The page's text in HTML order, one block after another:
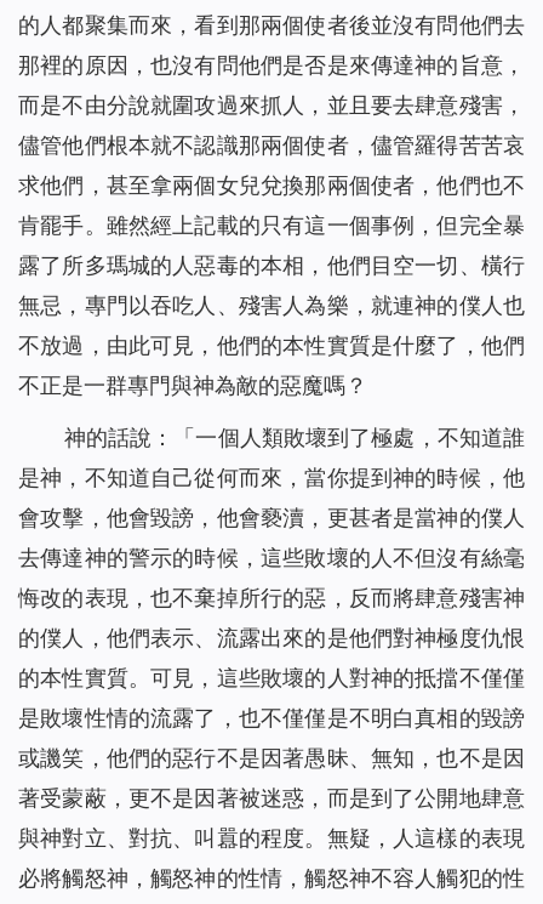
的人都聚集而來，看到那兩個使者後並沒有問他們去
那裡的原因，也沒有問他們是否是來傳達神的旨意，
而是不由分說就圍攻過來抓人，並且要去肆意殘害，
儘管他們根本就不認識那兩個使者，儘管羅得苦苦哀
求他們，甚至拿兩個女兒兌換那兩個使者，他們也不
肯罷手。雖然經上記載的只有這一個事例，但完全暴
露了所多瑪城的人惡毒的本相，他們目空一切、橫行
無忌，專門以吞吃人、殘害人為樂，就連神的僕人也
不放過，由此可見，他們的本性實質是什麼了，他們
不正是一群專門與神為敵的惡魔嗎？
神的話說：「一個人類敗壞到了極處，不知道誰
是神，不知道自己從何而來，當你提到神的時候，他
會攻擊，他會毀謗，他會褻瀆，更甚者是當神的僕人
去傳達神的警示的時候，這些敗壞的人不但沒有絲毫
悔改的表現，也不棄掉所行的惡，反而將肆意殘害神
的僕人，他們表示、流露出來的是他們對神極度仇恨
的本性實質。可見，這些敗壞的人對神的抵擋不僅僅
是敗壞性情的流露了，也不僅僅是不明白真相的毀謗
或譏笑，他們的惡行不是因著愚昧、無知，也不是因
著受蒙蔽，更不是因著被迷惑，而是到了公開地肆意
與神對立、對抗、叫囂的程度。無疑，人這樣的表現
必將觸怒神，觸怒神的性情，觸怒神不容人觸犯的性